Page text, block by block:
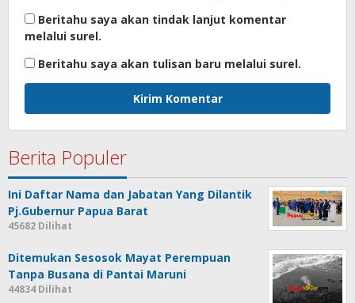
Beritahu saya akan tindak lanjut komentar
melalui surel.
Beritahu saya akan tulisan baru melalui surel.
Berita Populer
Ini Daftar Nama dan Jabatan Yang Dilantik
Pj.Gubernur Papua Barat
45682 Dilihat
Ditemukan Sesosok Mayat Perempuan
Tanpa Busana di Pantai Maruni
44834 Dilihat